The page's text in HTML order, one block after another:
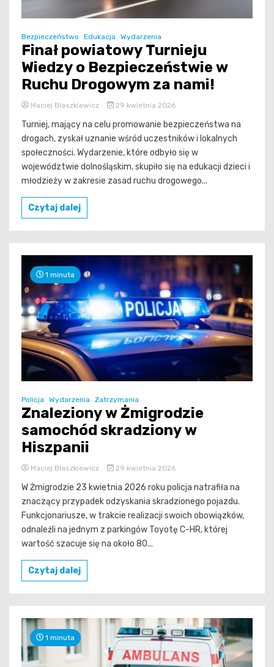
Bezpieczeństwo Edukacja Wydarzenia
Finał powiatowy Turnieju
Wiedzy o Bezpieczeństwie w
Ruchu Drogowym za nami!
Maciej Błaszkiewicz 29 kwietnia 2026
Turniej, mający na celu promowanie bezpieczeństwa na
drogach, zyskał uznanie wśród uczestników i lokalnych
społeczności. Wydarzenie, które odbyło się w
województwie dolnośląskim, skupiło się na edukacji dzieci i
młodzieży w zakresie zasad ruchu drogowego...
Czytaj dalej
1 minuta
Policja Wydarzenia Zatrzymania
Znaleziony w Żmigrodzie
samochód skradziony w
Hiszpanii
Maciej Błaszkiewicz 29 kwietnia 2026
W Żmigrodzie 23 kwietnia 2026 roku policja natrafiła na
znaczący przypadek odzyskania skradzionego pojazdu.
Funkcjonariusze, w trakcie realizacji swoich obowiązków,
odnaleźli na jednym z parkingów Toyotę C-HR, której
wartość szacuje się na około 80...
Czytaj dalej
1 minuta